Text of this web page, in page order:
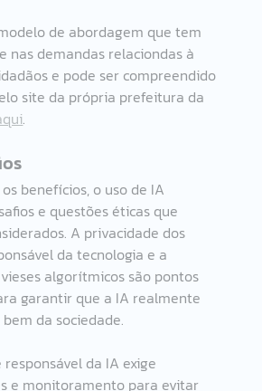
de abordagem que tem
nas demandas relaciondas à
e pode ser compreendido
site da própria prefeitura da
.
benefícios, o uso de IA
e questões éticas que
A privacidade dos
da tecnologia e a
algorítmicos são pontos
garantir que a IA realmente
da sociedade.
da IA exige
e monitoramento para evitar